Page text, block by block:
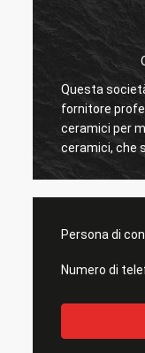
Questa
fornitore
ceramici per
ceramici, che
pompa è
Persona di
Numero di